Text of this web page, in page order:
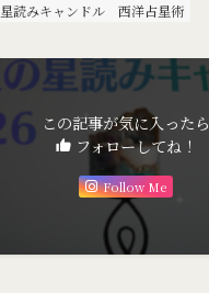
星読みキャンドル 西洋占星術
この記事が気に入ったら
フォローしてね！
Follow Me